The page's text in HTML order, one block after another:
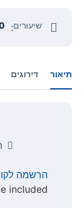
שיעורים:
תיאור דירוגים
הרשמה
included